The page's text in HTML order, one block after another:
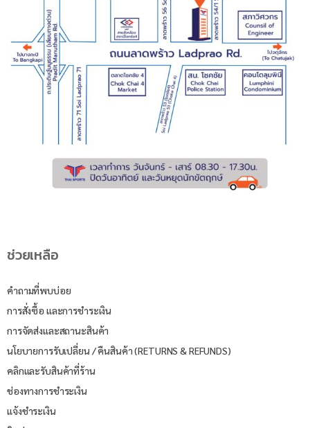
ช่วยเหลือ
คำถามที่พบบ่อย
การสั่งซื้อ และการชำระเงิน
การจัดส่งและสถานะสินค้า
นโยบายการรับเปลี่ยน / คืนสินค้า (RETURNS & REFUNDS)
คลิกและรับสินค้าที่ร้าน
ช่องทางการชำระเงิน
แจ้งชำระเงิน